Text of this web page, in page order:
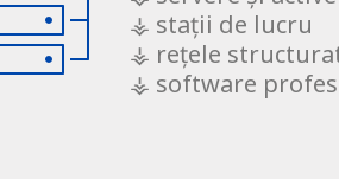
⚶ stații de lucru
⚶ rețele
⚶ software